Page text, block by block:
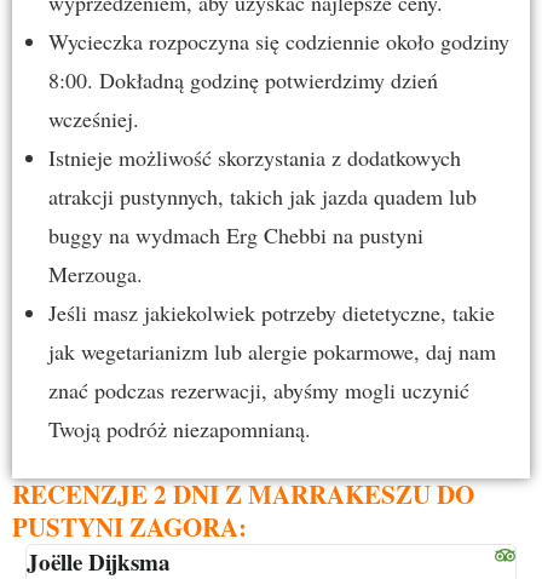
Wycieczka rozpoczyna się codziennie około godziny
8:00. Dokładną godzinę potwierdzimy dzień
wcześniej.
Istnieje możliwość skorzystania z dodatkowych
atrakcji pustynnych, takich jak jazda quadem lub
buggy na wydmach Erg Chebbi na pustyni
Merzouga.
Jeśli masz jakiekolwiek potrzeby dietetyczne, takie
jak wegetarianizm lub alergie pokarmowe, daj nam
znać podczas rezerwacji, abyśmy mogli uczynić
Twoją podróż niezapomnianą.
RECENZJE 2 DNI Z MARRAKESZU DO
PUSTYNI ZAGORA:
Joëlle Dijksma